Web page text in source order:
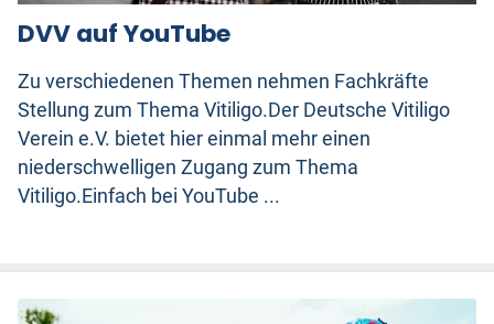
DVV auf YouTube
Zu verschiedenen Themen nehmen Fachkräfte
Stellung zum Thema Vitiligo.Der Deutsche Vitiligo
Verein e.V. bietet hier einmal mehr einen
niederschwelligen Zugang zum Thema
Vitiligo.Einfach bei YouTube ...